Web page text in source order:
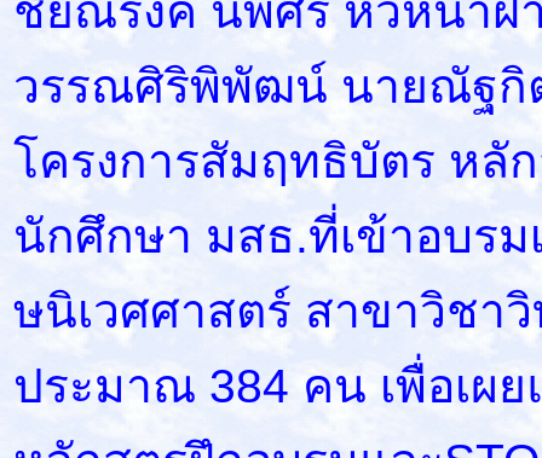
ชัยณรงค์ นพศิริ หัวหน้าฝ่
วรรณศิริพิพัฒน์ นายณัฐกิ
โครงการสัมฤทธิบัตร หลั
นักศึกษา มสธ.ที่เข้าอบร
ษนิเวศศาสตร์ สาขาวิชา
ประมาณ 384 คน เพื่อเผ